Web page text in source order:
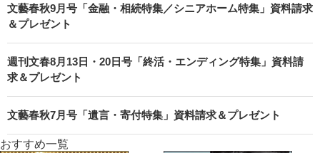
文藝春秋9月号「金融・相続特集／シニアホーム特集」資料請求
＆プレゼント
週刊文春8月13日・20日号「終活・エンディング特集」資料請
求＆プレゼント
文藝春秋7月号「遺言・寄付特集」資料請求＆プレゼント
おすすめ一覧